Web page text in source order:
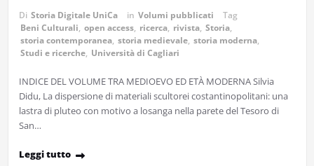
Di Storia Digitale UniCa in Volumi pubblicati
Tag
Beni Culturali, open access, ricerca, rivista, Storia,
storia contemporanea, storia medievale, storia moderna,
Studi e ricerche, Università di Cagliari
INDICE DEL VOLUME TRA MEDIOEVO ED ETÀ MODERNA Silvia
Didu, La dispersione di materiali scultorei costantinopolitani: una
lastra di pluteo con motivo a losanga nella parete del Tesoro di
San…
Leggi tutto